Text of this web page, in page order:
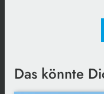
Das könnte